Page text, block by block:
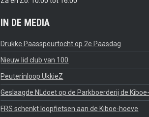
IN DE MEDIA
Drukke Paasspeurtocht op 2e Paasdag
Nieuw lid club van 100
Peuterinloop UkkieZ
Geslaagde NLdoet op de Parkboerderij de
FRS schenkt loopfietsen aan de Kiboe-hoeve